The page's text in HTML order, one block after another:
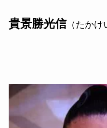
貴景勝光信（たかけ